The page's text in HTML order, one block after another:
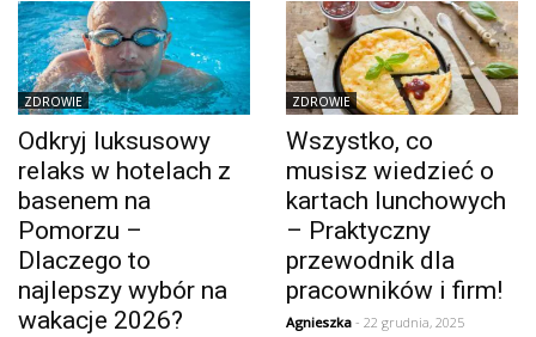
ZDROWIE
Odkryj luksusowy
relaks w hotelach z
basenem na
Pomorzu –
Dlaczego to
najlepszy wybór na
wakacje 2026?
ZDROWIE
Wszystko, co
musisz wiedzieć o
kartach lunchowych
– Praktyczny
przewodnik dla
pracowników i firm!
Agnieszka - 22 grudnia, 2025